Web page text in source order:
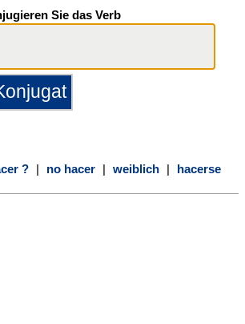
Sie das Verb
? | no hacer | weiblich | hacerse